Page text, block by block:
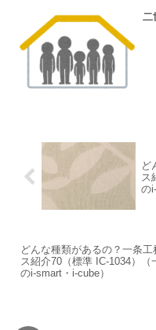
二
ど
ス
の
どんな種類があるの？一条工
ス紹介70（標準 IC-1034）（
のi-smart・i-cube）